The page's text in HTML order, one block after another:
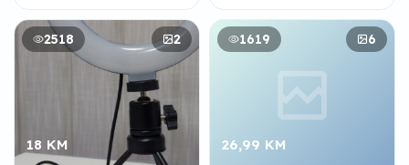
2518 2
18 KM
1619 6
26,99 KM